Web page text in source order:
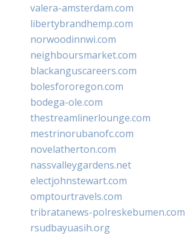
valera-amsterdam.com
libertybrandhemp.com
norwoodinnwi.com
neighboursmarket.com
blackanguscareers.com
bolesfororegon.com
bodega-ole.com
thestreamlinerlounge.com
mestrinorubanofc.com
novelatherton.com
nassvalleygardens.net
electjohnstewart.com
omptourtravels.com
tribratanews-polreskebumen.com
rsudbayuasih.org